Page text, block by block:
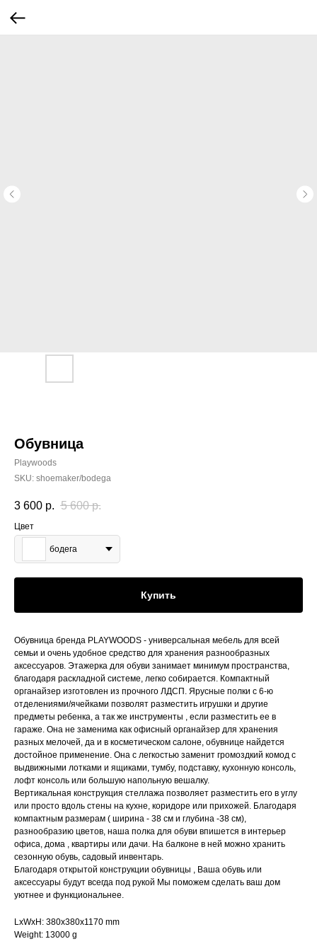
Обувница
Playwoods
SKU: shoemaker/bodega
3 600 р. 5 600 р.
Цвет
бодега
Купить
Обувница бренда PLAYWOODS - универсальная мебель для всей
семьи и очень удобное средство для хранения разнообразных
аксессуаров. Этажерка для обуви занимает минимум пространства,
благодаря раскладной системе, легко собирается. Компактный
органайзер изготовлен из прочного ЛДСП. Ярусные полки с 6-ю
отделениями/ячейками позволят разместить игрушки и другие
предметы ребенка, а так же инструменты , если разместить ее в
гараже. Она не заменима как офисный органайзер для хранения
разных мелочей, да и в косметическом салоне, обувнице найдется
достойное применение. Она с легкостью заменит громоздкий комод с
выдвижными лотками и ящиками, тумбу, подставку, кухонную консоль,
лофт консоль или большую напольную вешалку.
Вертикальная конструкция стеллажа позволяет разместить его в углу
или просто вдоль стены на кухне, коридоре или прихожей. Благодаря
компактным размерам ( ширина - 38 см и глубина -38 см),
разнообразию цветов, наша полка для обуви впишется в интерьер
офиса, дома , квартиры или дачи. На балконе в ней можно хранить
сезонную обувь, садовый инвентарь.
Благодаря открытой конструкции обувницы , Ваша обувь или
аксессуары будут всегда под рукой Мы поможем сделать ваш дом
уютнее и функциональнее.
LxWxH: 380x380x1170 mm
Weight: 13000 g